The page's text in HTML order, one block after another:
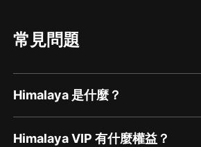
常見問題
Himalaya 是什麼？
Himalaya VIP 有什麼權益？